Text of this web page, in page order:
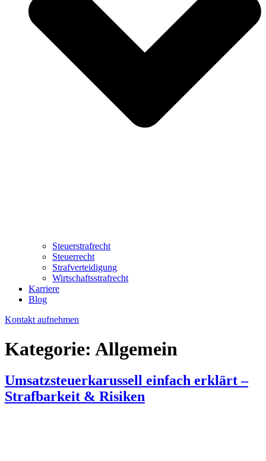
Steuerstrafrecht
Steuerrecht
Strafverteidigung
Wirtschaftsstrafrecht
Karriere
Blog
Kontakt aufnehmen
Kategorie: Allgemein
Umsatzsteuerkarussell einfach erklärt –
Strafbarkeit & Risiken